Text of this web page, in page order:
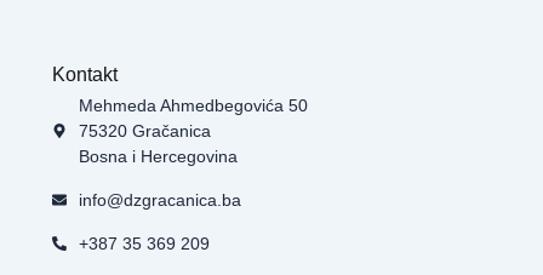
Kontakt
Mehmeda Ahmedbegovića 50
75320 Gračanica
Bosna i Hercegovina
info@dzgracanica.ba
+387 35 369 209